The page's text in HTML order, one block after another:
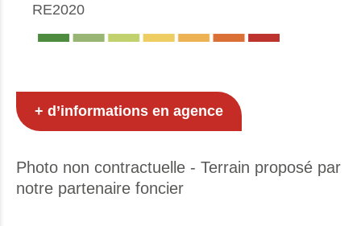
RE2020
+ d’informations en agence
Photo non contractuelle - Terrain proposé par
notre partenaire foncier